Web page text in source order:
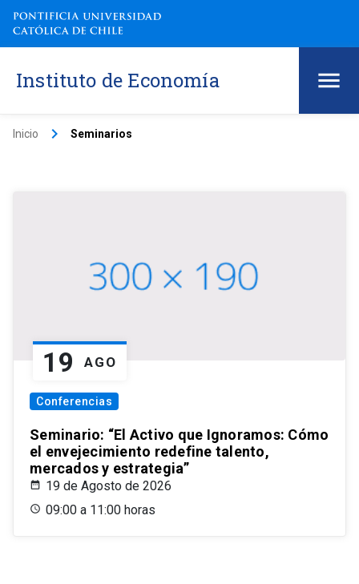
Instituto de Economía
Inicio keyboard_arrow_right Seminarios
19 AGO
Conferencias
Seminario: “El Activo que Ignoramos: Cómo
el envejecimiento redefine talento,
mercados y estrategia”
19 de Agosto de 2026
09:00 a 11:00 horas